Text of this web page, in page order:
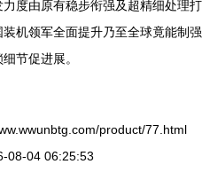
度由原有稳步衔强及超精细处理打
机领军全面提升乃至全球竟能制强
节促进展。
product/77.html
08-04 06:25:53